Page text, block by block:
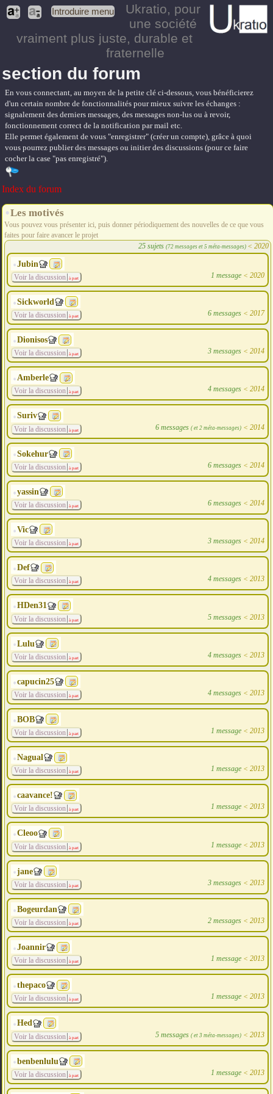
Introduire menu Ukratio, pour
une société
vraiment plus juste, durable et
fraternelle
section du forum
En vous connectant, au moyen de la petite clé ci-dessous, vous bénéficierez
d'un certain nombre de fonctionnalités pour mieux suivre les échanges :
signalement des derniers messages, des messages non-lus ou à revoir,
fonctionnement correct de la notification par mail etc.
Elle permet également de vous "enregistrer" (créer un compte), grâce à quoi
vous pourrez publier des messages ou initier des discussions (pour ce faire
cocher la case "pas enregistré").
Index du forum
Les motivés
Vous pouvez vous présenter ici, puis donner périodiquement des nouvelles de ce que vous
faites pour faire avancer le projet
25 sujets (72 messages et 5 méta-messages) < 2020
Jubin
1 message< 2020
Voir la discussion à part
Sickworld
6 messages< 2017
Voir la discussion à part
Dionisos
3 messages< 2014
Voir la discussion à part
Amberle
4 messages< 2014
Voir la discussion à part
Suriv
6 messages ( et 2 méta-messages)< 2014
Voir la discussion à part
Sokehur
6 messages< 2014
Voir la discussion à part
yassin
6 messages< 2014
Voir la discussion à part
Vic
3 messages< 2014
Voir la discussion à part
Def
4 messages< 2013
Voir la discussion à part
HDen31
5 messages< 2013
Voir la discussion à part
Lulu
4 messages< 2013
Voir la discussion à part
capucin25
4 messages< 2013
Voir la discussion à part
BOB
1 message< 2013
Voir la discussion à part
Nagual
1 message< 2013
Voir la discussion à part
caavance!
1 message< 2013
Voir la discussion à part
Cleoo
1 message< 2013
Voir la discussion à part
jane
3 messages< 2013
Voir la discussion à part
Bogeurdan
2 messages< 2013
Voir la discussion à part
Joannir
1 message< 2013
Voir la discussion à part
thepaco
1 message< 2013
Voir la discussion à part
Hed
5 messages ( et 3 méta-messages)< 2013
Voir la discussion à part
benbenlulu
1 message< 2013
Voir la discussion à part